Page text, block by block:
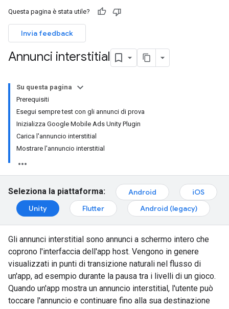
Questa pagina è stata utile?
Invia feedback
Annunci interstitial
Su questa pagina
Prerequisiti
Esegui sempre test con gli annunci di prova
Inizializza Google Mobile Ads Unity Plugin
Carica l'annuncio interstitial
Mostrare l'annuncio interstitial
Seleziona la piattaforma: Android
iOS
Unity
Flutter Android (legacy)
Gli annunci interstitial sono annunci a schermo intero che
coprono l'interfaccia dell'app host. Vengono in genere
visualizzati in punti di transizione naturali nel flusso di
un'app, ad esempio durante la pausa tra i livelli di un gioco.
Quando un'app mostra un annuncio interstitial, l'utente può
toccare l'annuncio e continuare fino alla sua destinazione